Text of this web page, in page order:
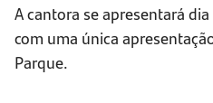
A cantora se apresentará
com uma única
Parque.